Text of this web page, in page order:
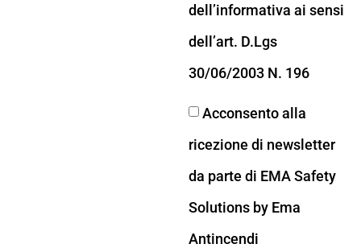
dell’informativa ai sensi
dell’art. D.Lgs
30/06/2003 N. 196
Acconsento alla
ricezione di newsletter
da parte di EMA Safety
Solutions by Ema
Antincendi